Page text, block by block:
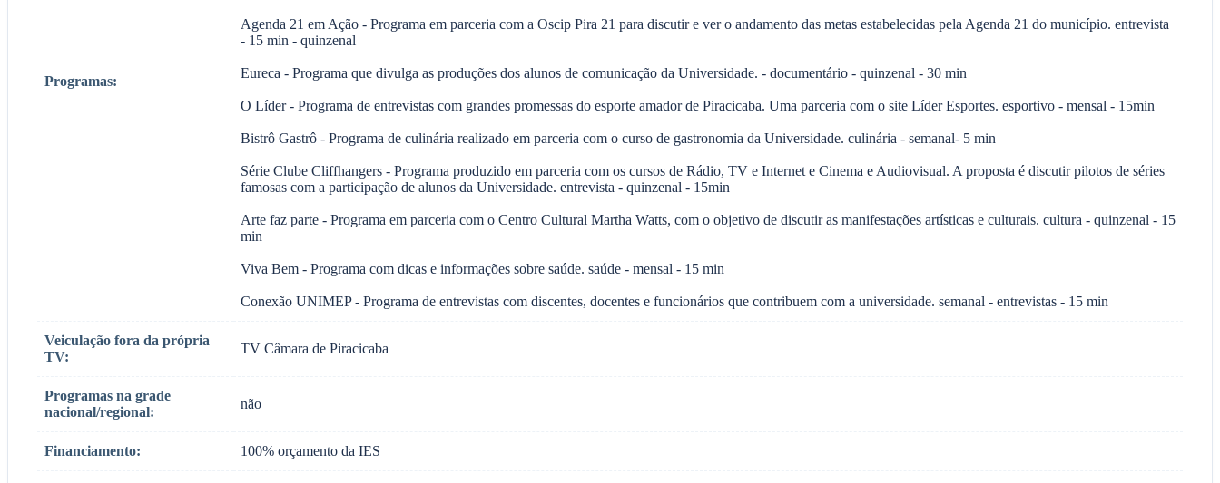
Programas:
Agenda 21 em Ação - Programa em parceria com a Oscip Pira 21 para discutir e ver o andamento das metas estabelecidas pela Agenda 21 do município. entrevista
- 15 min - quinzenal
Eureca - Programa que divulga as produções dos alunos de comunicação da Universidade. - documentário - quinzenal - 30 min
O Líder - Programa de entrevistas com grandes promessas do esporte amador de Piracicaba. Uma parceria com o site Líder Esportes. esportivo - mensal - 15min
Bistrô Gastrô - Programa de culinária realizado em parceria com o curso de gastronomia da Universidade. culinária - semanal- 5 min
Série Clube Cliffhangers - Programa produzido em parceria com os cursos de Rádio, TV e Internet e Cinema e Audiovisual. A proposta é discutir pilotos de séries
famosas com a participação de alunos da Universidade. entrevista - quinzenal - 15min
Arte faz parte - Programa em parceria com o Centro Cultural Martha Watts, com o objetivo de discutir as manifestações artísticas e culturais. cultura - quinzenal - 15
min
Viva Bem - Programa com dicas e informações sobre saúde. saúde - mensal - 15 min
Conexão UNIMEP - Programa de entrevistas com discentes, docentes e funcionários que contribuem com a universidade. semanal - entrevistas - 15 min
Veiculação fora da própria
TV:
TV Câmara de Piracicaba
Programas na grade
nacional/regional:
não
Financiamento: 100% orçamento da IES